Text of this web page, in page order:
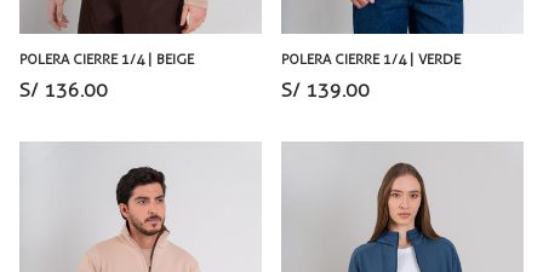
POLERA CIERRE 1/4 | BEIGE
S/ 136.00
POLERA CIERRE 1/4 | VERDE
S/ 139.00